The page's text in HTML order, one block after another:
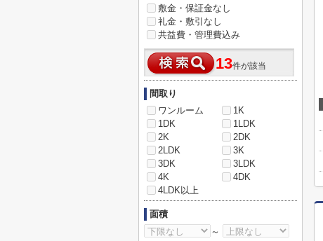
敷金・保証金なし
礼金・敷引なし
共益費・管理費込み
13件が該当
間取り
ワンルーム
1K
1DK
1LDK
2K
2DK
2LDK
3K
3DK
3LDK
4K
4DK
4LDK以上
面積
～